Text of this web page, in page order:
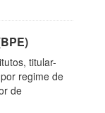
titular-
regime de
de